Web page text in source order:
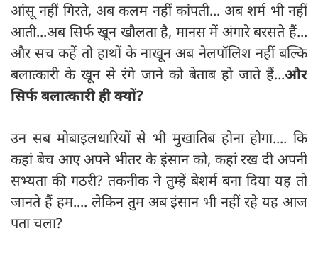
आंसू नहीं गिरते, अब कलम नहीं कांपती... अब शर्म भी नहीं
आती...अब सिर्फ खून खौलता है, मानस में अंगारे बरसते हैं...
और सच कहें तो हाथों के नाखून अब नेलपॉलिश नहीं बल्कि
बलात्कारी के खून से रंगे जाने को बेताब हो जाते हैं...और
सिर्फ बलात्कारी ही क्यों?
उन सब मोबाइलधारियों से भी मुखातिब होना होगा.... कि
कहां बेच आए अपने भीतर के इंसान को, कहां रख दी अपनी
सभ्यता की गठरी? तकनीक ने तुम्हें बेशर्म बना दिया यह तो
जानते हैं हम.... लेकिन तुम अब इंसान भी नहीं रहे यह आज
पता चला?